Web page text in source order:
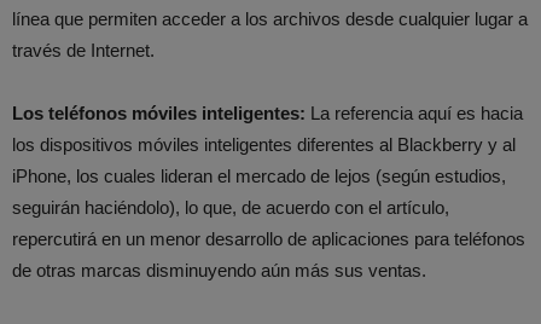
línea que permiten acceder a los archivos desde cualquier lugar a
través de Internet.
Los teléfonos móviles inteligentes: La referencia aquí es hacia
los dispositivos móviles inteligentes diferentes al Blackberry y al
iPhone, los cuales lideran el mercado de lejos (según estudios,
seguirán haciéndolo), lo que, de acuerdo con el artículo,
repercutirá en un menor desarrollo de aplicaciones para teléfonos
de otras marcas disminuyendo aún más sus ventas.